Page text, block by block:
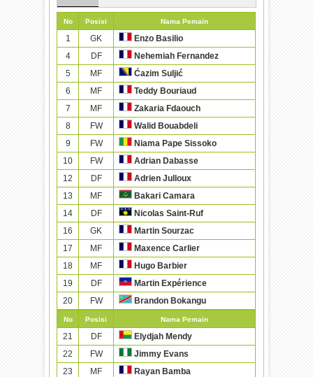
No Posisi Nama Pemain
1 GK
Enzo Basilio
4
DF
Nehemiah Fernandez
5
MF
Ćazim Suljić
6
MF
Teddy Bouriaud
7
MF
Zakaria Fdaouch
8
FW
Walid Bouabdeli
9
FW
Niama Pape Sissoko
10
FW
Adrian Dabasse
12
DF
Adrien Julloux
13
MF
Bakari Camara
14
DF
Nicolas Saint-Ruf
16
GK
Martin Sourzac
17
MF
Maxence Carlier
18
MF
Hugo Barbier
19
DF
Martin Expérience
20
FW Brandon Bokangu
No Posisi Nama Pemain
21 DF
Elydjah Mendy
22
FW
Jimmy Evans
23
MF
Rayan Bamba